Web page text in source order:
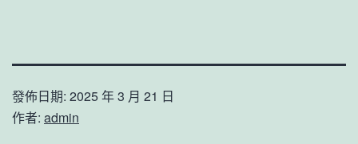
發佈日期: 2025 年 3 月 21 日
作者: admin